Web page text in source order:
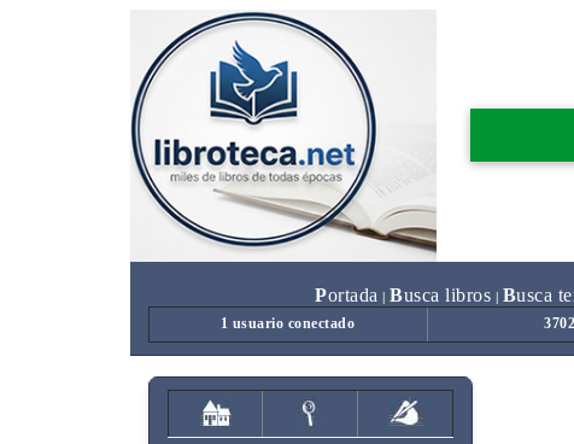
Portada Busca libros Busca
1 usuario conectado